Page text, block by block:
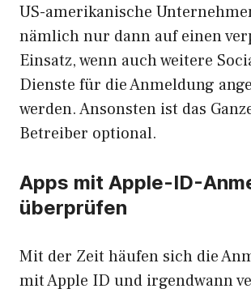
US-amerikanische
nämlich nur dann auf einen
Einsatz, wenn auch weitere
Dienste für die Anmeldung
werden. Ansonsten ist das
Betreiber optional.
Apps mit Apple-ID-
überprüfen
Mit der Zeit häufen sich die
mit Apple ID und irgendwann